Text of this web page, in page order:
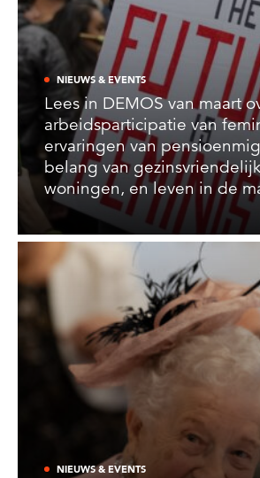
NIEUWS & EVENTS
Lees in DEMOS van maart
arbeidsparticipatie van
ervaringen van
belang van
woningen, en leven in de
NIEUWS & EVENTS